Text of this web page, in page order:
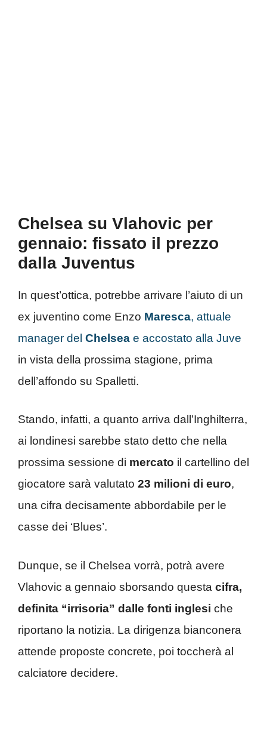
Chelsea su Vlahovic per
gennaio: fissato il prezzo
dalla Juventus
In quest’ottica, potrebbe arrivare l’aiuto di un
ex juventino come Enzo Maresca, attuale
manager del Chelsea e accostato alla Juve
in vista della prossima stagione, prima
dell’affondo su Spalletti.
Stando, infatti, a quanto arriva dall’Inghilterra,
ai londinesi sarebbe stato detto che nella
prossima sessione di mercato il cartellino del
giocatore sarà valutato 23 milioni di euro,
una cifra decisamente abbordabile per le
casse dei ‘Blues’.
Dunque, se il Chelsea vorrà, potrà avere
Vlahovic a gennaio sborsando questa cifra,
definita “irrisoria” dalle fonti inglesi che
riportano la notizia. La dirigenza bianconera
attende proposte concrete, poi toccherà al
calciatore decidere.